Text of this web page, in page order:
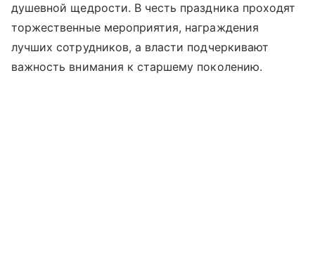
душевной щедрости. В честь праздника проходят
торжественные мероприятия, награждения
лучших сотрудников, а власти подчеркивают
важность внимания к старшему поколению.